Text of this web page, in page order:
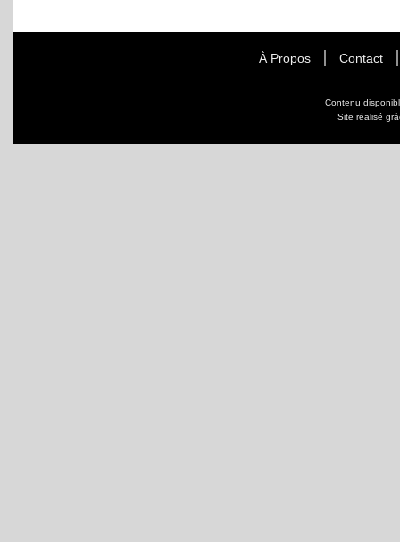
À Propos Contact
Contenu
Site réalisé